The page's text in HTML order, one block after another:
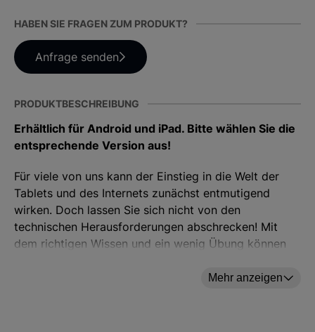
HABEN SIE FRAGEN ZUM PRODUKT?
Anfrage senden
PRODUKTBESCHREIBUNG
Erhältlich für Android und iPad. Bitte wählen Sie die
entsprechende Version aus!
Für viele von uns kann der Einstieg in die Welt der
Tablets und des Internets zunächst entmutigend
wirken. Doch lassen Sie sich nicht von den
technischen Herausforderungen abschrecken! Mit
dem richtigen Wissen und ein wenig Übung können
Mehr anzeigen